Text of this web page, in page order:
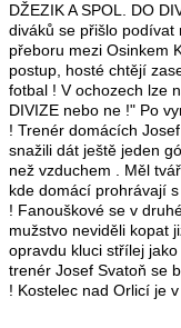
DŽEZIK A SPOL. DO
diváků se přišlo podívat
přeboru mezi Osinkem
postup, hosté chtějí
fotbal ! V ochozech lze
DIVIZE nebo ne !" Po
! Trenér domácích
snažili dát ještě jeden
než vzduchem . Měl
kde domácí prohrávají
! Fanouškové se v
mužstvo neviděli kopat
opravdu kluci střílej
trenér Josef Svatoň se
! Kostelec nad Orlicí je